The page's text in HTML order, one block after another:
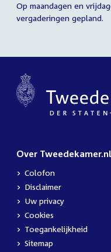
Op maandagen en
vergaderingen gepland.
Over Tweedekamer.nl
Colofon
Disclaimer
Uw privacy
Cookies
Toegankelijkheid
Sitemap